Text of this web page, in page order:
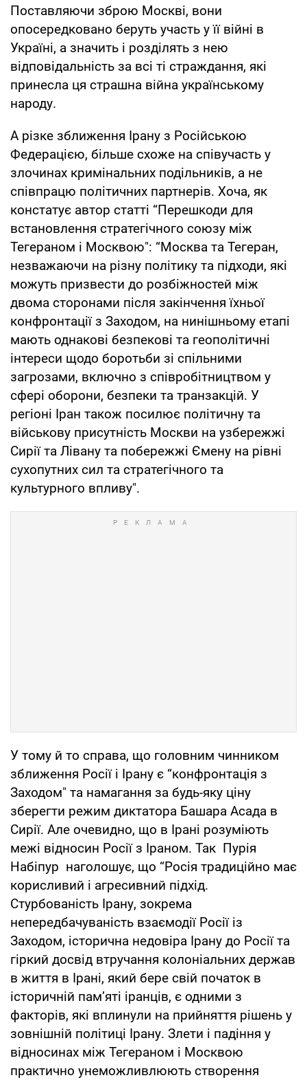
Поставляючи зброю Москві, вони
опосередковано беруть участь у її війні в
Україні, а значить і розділять з нею
відповідальність за всі ті страждання, які
принесла ця страшна війна українському
народу.
А різке зближення Ірану з Російською
Федерацією, більше схоже на співучасть у
злочинах кримінальних подільників, а не
співпрацю політичних партнерів. Хоча, як
констатує автор статті “Перешкоди для
встановлення стратегічного союзу між
Тегераном і Москвою": “Москва та Тегеран,
незважаючи на різну політику та підходи, які
можуть призвести до розбіжностей між
двома сторонами після закінчення їхньої
конфронтації з Заходом, на нинішньому етапі
мають однакові безпекові та геополітичні
інтереси щодо боротьби зі спільними
загрозами, включно з співробітництвом у
сфері оборони, безпеки та транзакцій. У
регіоні Іран також посилює політичну та
військову присутність Москви на узбережжі
Сирії та Лівану та побережжі Ємену на рівні
сухопутних сил та стратегічного та
культурного впливу".
У тому й то справа, що головним чинником
зближення Росії і Ірану є “конфронтація з
Заходом" та намагання за будь-яку ціну
зберегти режим диктатора Башара Асада в
Сирії. Але очевидно, що в Ірані розуміють
межі відносин Росії з Іраном. Так Пурія
Набіпур наголошує, що “Росія традиційно має
корисливий і агресивний підхід.
Стурбованість Ірану, зокрема
непередбачуваність взаємодії Росії із
Заходом, історична недовіра Ірану до Росії та
гіркий досвід втручання колоніальних держав
в життя в Ірані, який бере свій початок в
історичній пам’яті іранців, є одними з
факторів, які вплинули на прийняття рішень у
зовнішній політиці Ірану. Злети і падіння у
відносинах між Тегераном і Москвою
практично унеможливлюють створення